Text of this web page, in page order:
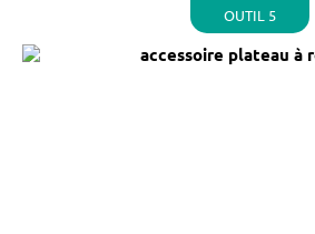
OUTIL 5